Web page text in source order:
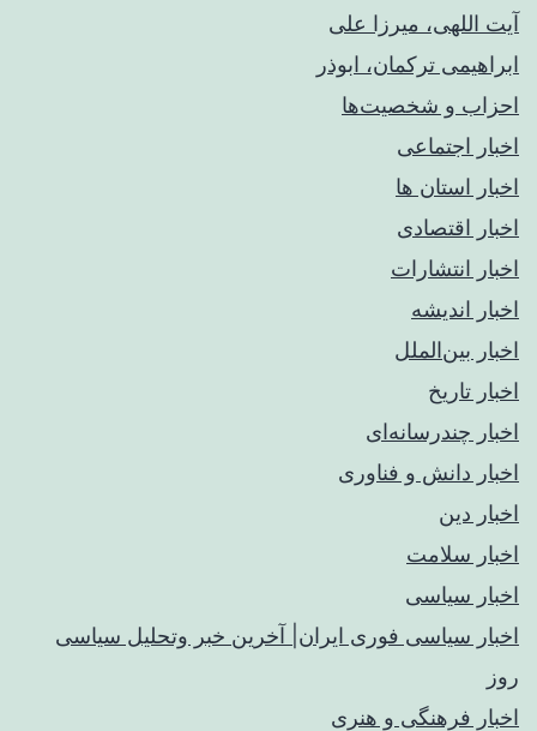
آیت اللهی، میرزا علی
ابراهیمی ترکمان، ابوذر
احزاب و شخصیت‌ها
اخبار اجتماعی
اخبار استان ها
اخبار اقتصادی
اخبار انتشارات
اخبار اندیشه
اخبار بین‌الملل
اخبار تاریخ
اخبار چندرسانه‌ای
اخبار دانش و فناوری
اخبار دین
اخبار سلامت
اخبار سیاسی
اخبار سیاسی فوری ایران| آخرین خبر وتحلیل سیاسی
روز
اخبار فرهنگی و هنری